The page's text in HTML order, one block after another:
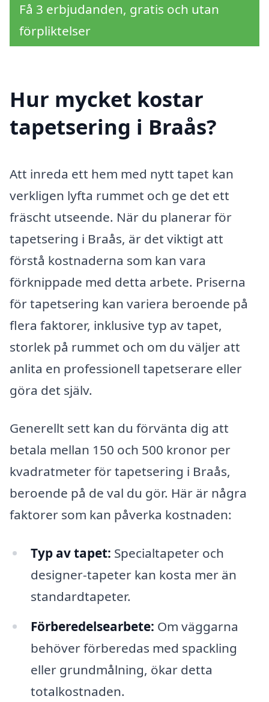
Få 3 erbjudanden, gratis och utan
förpliktelser
Hur mycket kostar
tapetsering i Braås?
Att inreda ett hem med nytt tapet kan
verkligen lyfta rummet och ge det ett
fräscht utseende. När du planerar för
tapetsering i Braås, är det viktigt att
förstå kostnaderna som kan vara
förknippade med detta arbete. Priserna
för tapetsering kan variera beroende på
flera faktorer, inklusive typ av tapet,
storlek på rummet och om du väljer att
anlita en professionell tapetserare eller
göra det själv.
Generellt sett kan du förvänta dig att
betala mellan 150 och 500 kronor per
kvadratmeter för tapetsering i Braås,
beroende på de val du gör. Här är några
faktorer som kan påverka kostnaden:
Typ av tapet: Specialtapeter och
designer-tapeter kan kosta mer än
standardtapeter.
Förberedelsearbete: Om väggarna
behöver förberedas med spackling
eller grundmålning, ökar detta
totalkostnaden.